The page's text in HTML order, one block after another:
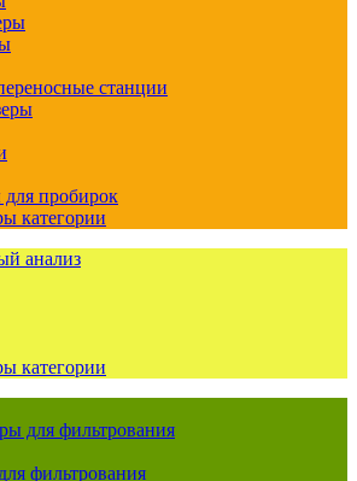
станции
пробирок
категории
анализ
категории
для фильтрования
фильтрования